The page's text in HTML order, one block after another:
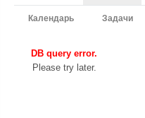
Календарь Задачи
DB query error.
Please try later.